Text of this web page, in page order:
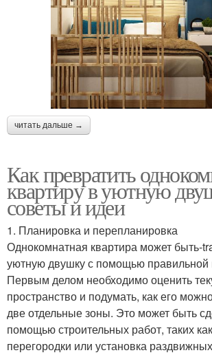
читать дальше →
Как превратить
квартиру в уютную
советы и идеи
1. Планировка и перепланировка
Однокомнатная квартира может быть-
уютную двушку с помощью правильной
Первым делом необходимо оценить
пространство и подумать, как его
две отдельные зоны. Это может быть
помощью строительных работ, таких
перегородки или установка